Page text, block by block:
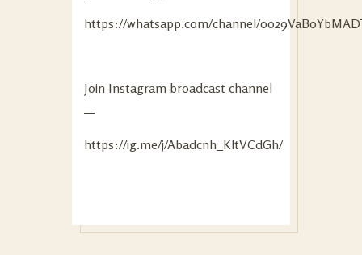
https://whatsapp.com/channel/
Join Instagram broadcast channel
—
https://ig.me/j/Abadcnh_KltVCdGh/